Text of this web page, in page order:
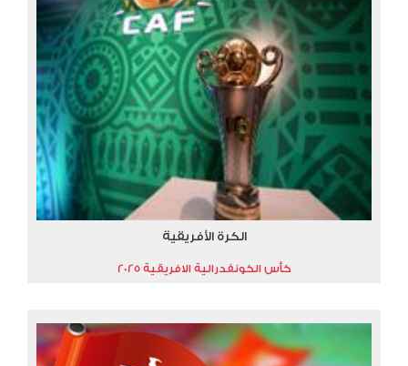
الكرة الأفريقية
كأس الكونفدرالية الافريقية 2025